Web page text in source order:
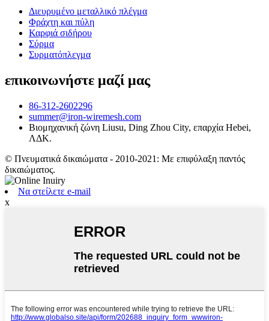
Διευρυμένο μεταλλικό πλέγμα
Φράχτη και πύλη
Καρφιά σιδήρου
Σύρμα
Συρματόπλεγμα
επικοινωνήστε μαζί μας
86-312-2602296
summer@iron-wiremesh.com
Βιομηχανική ζώνη Liusu, Ding Zhou City, επαρχία Hebei,
ΛΔΚ.
© Πνευματικά δικαιώματα - 2010-2021: Με επιφύλαξη παντός
δικαιώματος.
Να στείλετε e-mail
x